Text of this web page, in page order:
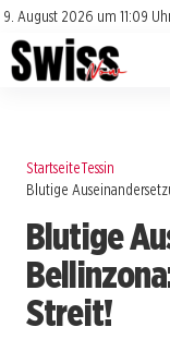
9. August 2026 um 11:09
Impressum
Datenschutz
Jobs
Events
StartseiteTessin
Blutige
Blutige
Streit!